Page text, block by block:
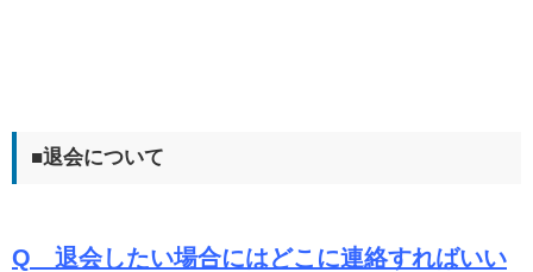
■退会について
Q 退会したい場合にはどこに連絡すればいい